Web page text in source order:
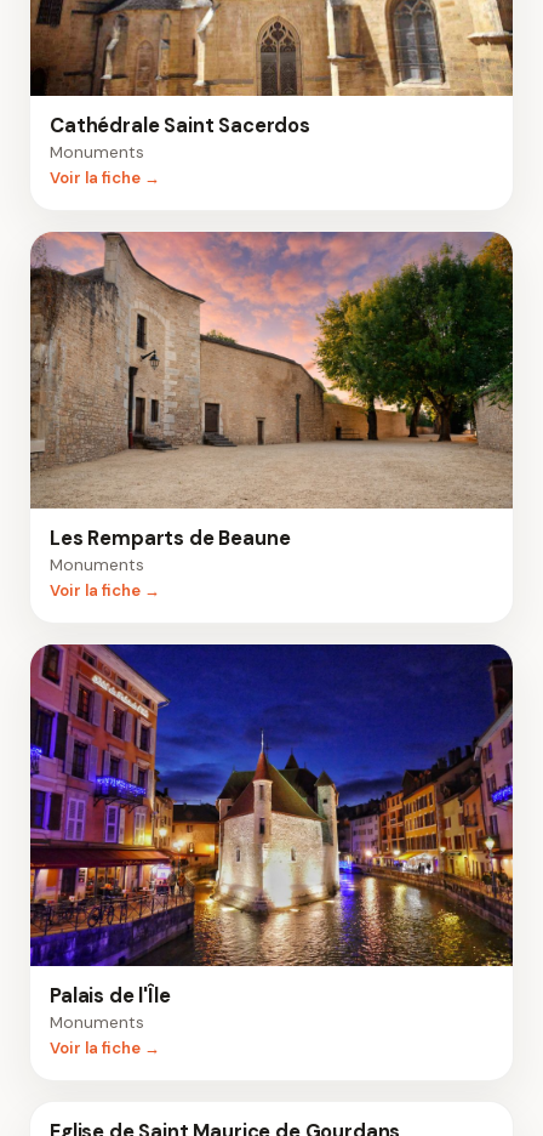
Cathédrale Saint Sacerdos
Monuments
Voir la fiche →
Les Remparts de Beaune
Monuments
Voir la fiche →
Palais de l'Île
Monuments
Voir la fiche →